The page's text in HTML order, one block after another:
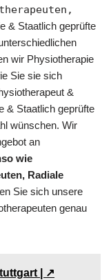
& Staatlich geprüfte
wir Physiotherapie
Sie sie sich
&
& Staatlich geprüfte
wünschen. Wir
an
wie
Radiale
Sie sich unsere
genau
| ↗️